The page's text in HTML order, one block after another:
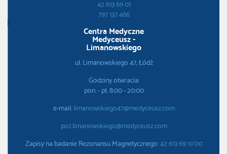
42 613 69 01
797 137 466
Centra Medyczne
Medyceusz -
Limanowskiego
ul. Limanowskiego 47, Łódź
Godziny otwracia:
pon. - pt. 8:00 - 20:00
e-mail:limanowskiego47@medyceusz.com
poz.limanowskiego@medyceusz.com
Zapisy na badanie Rezonansu Magnetycznego:42 613 69 11/00